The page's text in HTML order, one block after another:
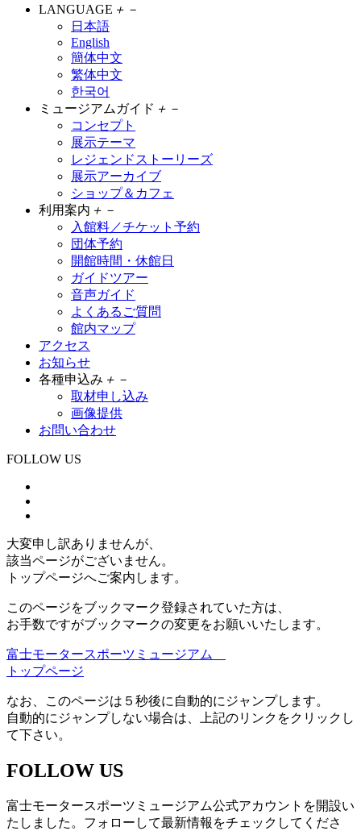
LANGUAGE ＋ －
日本語
English
簡体中文
繁体中文
한국어
ミュージアムガイド ＋ －
コンセプト
展示テーマ
レジェンドストーリーズ
展示アーカイブ
ショップ＆カフェ
利用案内 ＋ －
入館料／チケット予約
団体予約
開館時間・休館日
ガイドツアー
音声ガイド
よくあるご質問
館内マップ
アクセス
お知らせ
各種申込み ＋ －
取材申し込み
画像提供
お問い合わせ
FOLLOW US
大変申し訳ありませんが、
該当ページがございません。
トップページへご案内します。
このページをブックマーク登録されていた方は、
お手数ですがブックマークの変更をお願いいたします。
富士モータースポーツミュージアム
トップページ
なお、このページは５秒後に自動的にジャンプします。
自動的にジャンプしない場合は、上記のリンクをクリックし
て下さい。
FOLLOW US
富士モータースポーツミュージアム公式アカウントを開設い
たしました。フォローして最新情報をチェックしてくださ